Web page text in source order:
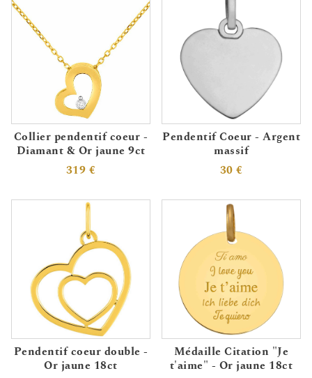
Collier pendentif coeur -
Diamant & Or jaune 9ct
319 €
Pendentif Coeur - Argent
massif
30 €
Pendentif coeur double -
Or jaune 18ct
Médaille Citation "Je
t'aime" - Or jaune 18ct